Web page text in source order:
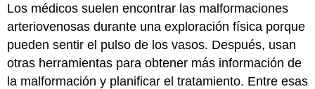
Los médicos suelen encontrar las malformaciones
arteriovenosas durante una exploración física porque
pueden sentir el pulso de los vasos. Después, usan
otras herramientas para obtener más información de
la malformación y planificar el tratamiento. Entre esas